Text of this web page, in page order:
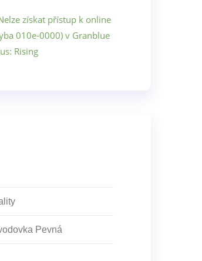
získat přístup k online
010e-0000) v Granblue
Rising
Pevná